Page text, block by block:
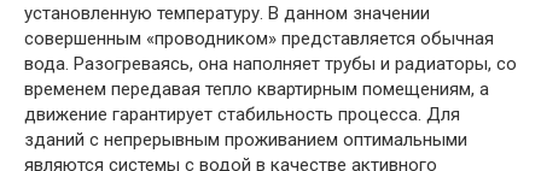
установленную температуру. В данном значении
совершенным «проводником» представляется обычная
вода. Разогреваясь, она наполняет трубы и радиаторы, со
временем передавая тепло квартирным помещениям, а
движение гарантирует стабильность процесса. Для
зданий с непрерывным проживанием оптимальными
являются системы с водой в качестве активного